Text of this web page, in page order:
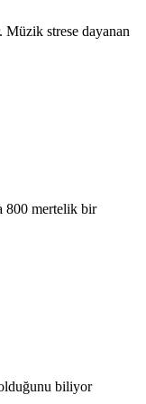
Müzik strese dayanan
800 mertelik bir
biliyor